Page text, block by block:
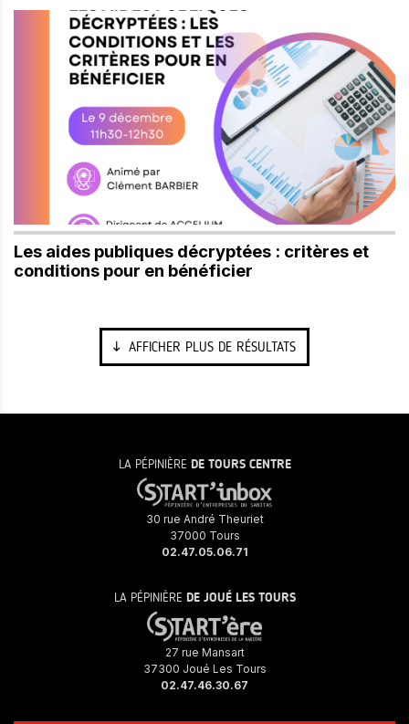
Les aides publiques décryptées : critères et
conditions pour en bénéficier
AFFICHER PLUS DE RÉSULTATS
LA PÉPINIÈRE DE TOURS CENTRE
30 rue André Theuriet
37000 Tours
02.47.05.06.71
LA PÉPINIÈRE DE JOUÉ LES TOURS
27 rue Mansart
37300 Joué Les Tours
02.47.46.30.67